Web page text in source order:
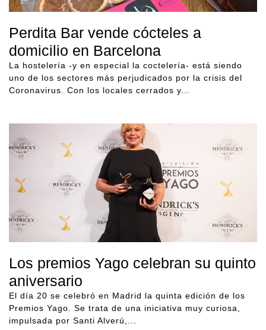
Perdita Bar vende cócteles a
domicilio en Barcelona
La hostelería -y en especial la coctelería- está siendo
uno de los sectores más perjudicados por la crisis del
Coronavirus. Con los locales cerrados y...
Los premios Yago celebran su quinto
aniversario
El día 20 se celebró en Madrid la quinta edición de los
Premios Yago. Se trata de una iniciativa muy curiosa,
impulsada por Santi Alverú,...